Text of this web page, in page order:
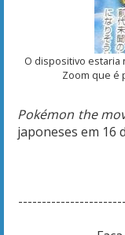
O dispositivo estaria
Zoom que é
Pokémon the
japoneses em 16